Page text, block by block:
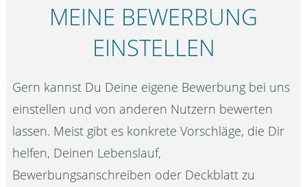
MEINE BEWERBUNG
EINSTELLEN
Gern kannst Du Deine eigene Bewerbung bei uns
einstellen und von anderen Nutzern bewerten
lassen. Meist gibt es konkrete Vorschläge, die Dir
helfen, Deinen Lebenslauf,
Bewerbungsanschreiben oder Deckblatt zu